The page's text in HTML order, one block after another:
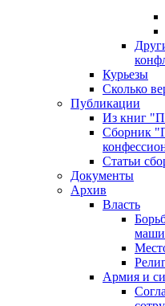
Курьезы
Сколько
Публикации
Из книг
Сборник
Статьи
Документы
Архив
Власть
Армия и